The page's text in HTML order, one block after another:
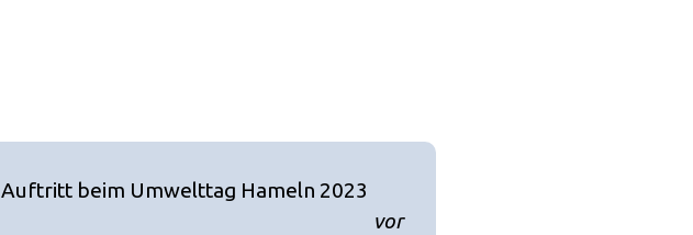
Auftritt beim Umwelttag Hameln 2023
vor